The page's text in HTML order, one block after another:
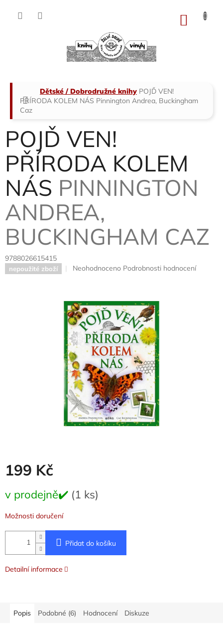
Domů
Dětské / Dobrodružné knihy POJĎ VEN!
PŘÍRODA KOLEM NÁS Pinnington Andrea, Buckingham
Caz
POJĎ VEN!
PŘÍRODA KOLEM
NÁS PINNINGTON
ANDREA,
BUCKINGHAM CAZ
9788026615415
nepoužité zboží
Průměrné
0,0
z
5
hvězdiček.
Neohodnoceno Podrobnosti hodnocení
199 Kč
cena:
v prodejně✔️ (1 ks)
Možnosti doručení
Přidat do košíku
Detailní informace
Popis Podobné (6) Hodnocení Diskuze